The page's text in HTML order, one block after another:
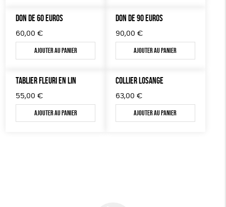
DON DE 60 EUROS
60,00 €
Ajouter au panier
DON DE 90 EUROS
90,00 €
Ajouter au panier
TABLIER FLEURI EN LIN
55,00 €
Ajouter au panier
COLLIER LOSANGE
63,00 €
Ajouter au panier